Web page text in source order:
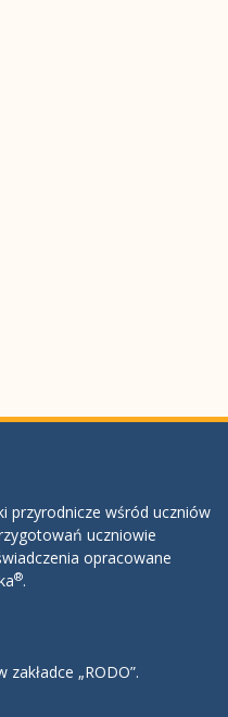
przyrodnicze wśród uczniów
uczniowie
opracowane
®.
„RODO”.